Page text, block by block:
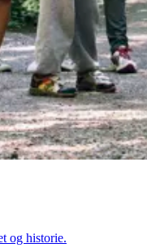
og historie.